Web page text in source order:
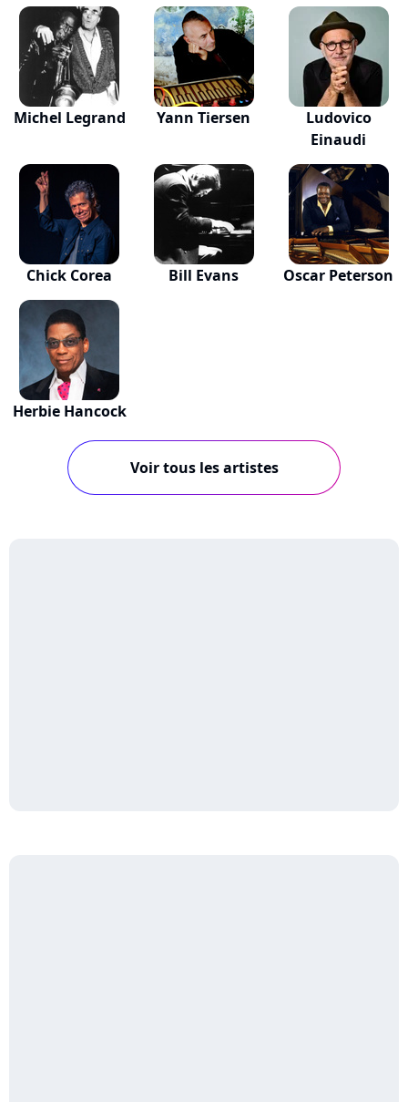
Michel Legrand Yann Tiersen
Ludovico
Einaudi
Chick Corea Bill Evans Oscar Peterson
Herbie Hancock
Voir tous les artistes